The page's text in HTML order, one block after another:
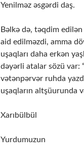
Yenilməz əsgərdi dаş.
Bəlkə də, təqdim
aid edilməzdi, amma
uşaqları daha erkən
dəyərli atalar sözü var:
vətənpərvər ruhda
uşaqların altşüurunda
Xarıbülbül
Yurdumuzun